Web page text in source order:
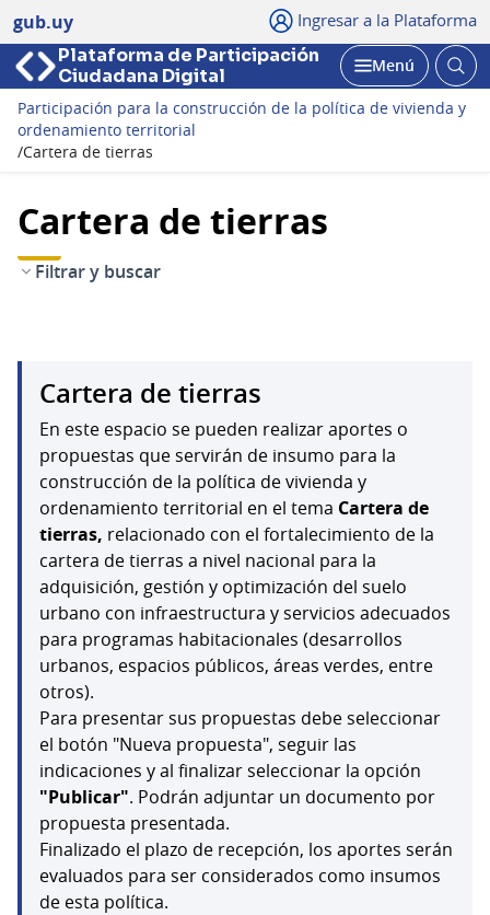
gub.uy Ingresar a la Plataforma
Plataforma de Participación
Ciudadana Digital
Abrir
Menú
Participación para la construcción de la política de vivienda y
ordenamiento territorial
/Cartera de tierras
Cartera de tierras
Filtrar y buscar
Cartera de tierras
En este espacio se pueden realizar aportes o
propuestas que servirán de insumo para la
construcción de la política de vivienda y
ordenamiento territorial en el tema Cartera de
tierras, relacionado con el fortalecimiento de la
cartera de tierras a nivel nacional para la
adquisición, gestión y optimización del suelo
urbano con infraestructura y servicios adecuados
para programas habitacionales (desarrollos
urbanos, espacios públicos, áreas verdes, entre
otros).
Para presentar sus propuestas debe seleccionar
el botón "Nueva propuesta", seguir las
indicaciones y al finalizar seleccionar la opción
"Publicar". Podrán adjuntar un documento por
propuesta presentada.
Finalizado el plazo de recepción, los aportes serán
evaluados para ser considerados como insumos
de esta política.